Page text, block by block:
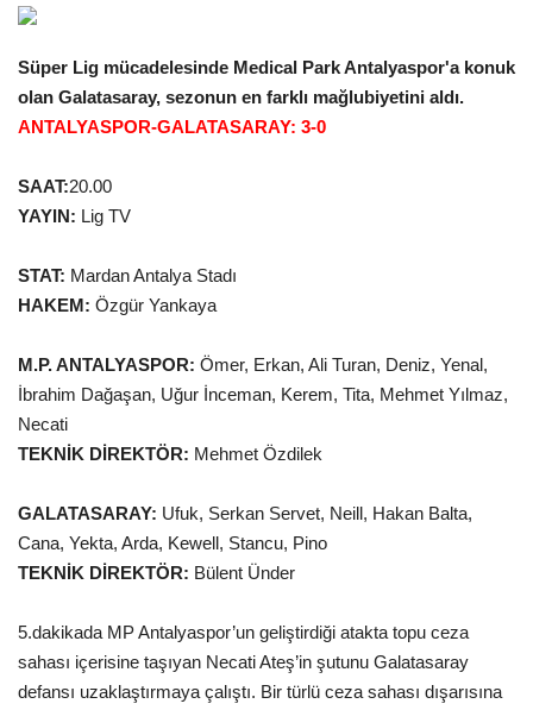
Magazin
Şanlıurfa
Spor
Gündem
Ekonomi
Galeriler
Siyaset
Künye
Yaşam
Sağlık
İletişim
Süper Lig mücadelesinde Medical Park Antalyaspor'a konuk
olan Galatasaray, sezonun en farklı mağlubiyetini aldı.
ANTALYASPOR-GALATASARAY: 3-0
SAAT:20.00
YAYIN: Lig TV
STAT: Mardan Antalya Stadı
HAKEM: Özgür Yankaya
M.P. ANTALYASPOR: Ömer, Erkan, Ali Turan, Deniz, Yenal,
İbrahim Dağaşan, Uğur İnceman, Kerem, Tita, Mehmet Yılmaz,
Necati
TEKNİK DİREKTÖR: Mehmet Özdilek
GALATASARAY: Ufuk, Serkan Servet, Neill, Hakan Balta,
Cana, Yekta, Arda, Kewell, Stancu, Pino
TEKNİK DİREKTÖR: Bülent Ünder
5.dakikada MP Antalyaspor’un geliştirdiği atakta topu ceza
sahası içerisine taşıyan Necati Ateş’in şutunu Galatasaray
defansı uzaklaştırmaya çalıştı. Bir türlü ceza sahası dışarısına